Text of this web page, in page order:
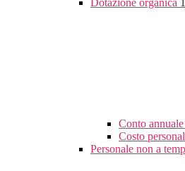
Dotazione organica 1
Conto
Costo
Personale non a